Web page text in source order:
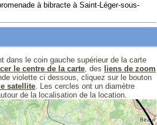
à bibracte à Saint-Léger-sous-
dans le coin gauche supérieur de la carte
le centre de la carte, des
liens de zoom
violette ci dessous, cliquez sur le bouton
satellite. Les cercles ont un diamètre
de la localisation de la location.